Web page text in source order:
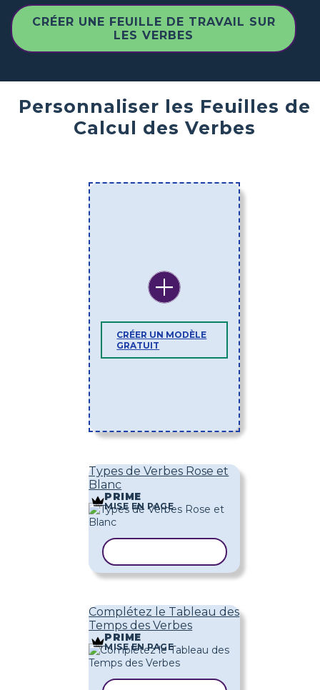
CRÉER UNE FEUILLE DE TRAVAIL SUR
LES VERBES
Personnaliser les Feuilles de
Calcul des Verbes
CRÉER UN MODÈLE
GRATUIT
Types de Verbes Rose et
Blanc
PRIME
MISE EN PAGE
Complétez le Tableau des
Temps des Verbes
PRIME
MISE EN PAGE